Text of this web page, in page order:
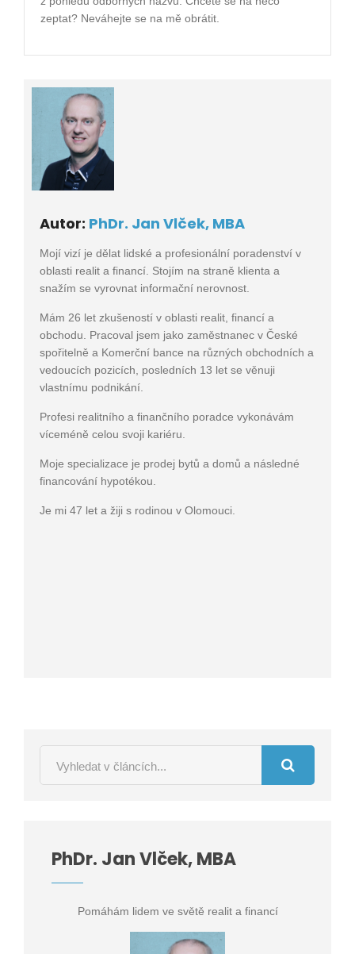
zeptat? Neváhejte se na mě obrátit.
Autor: PhDr. Jan Vlček, MBA
Mojí vizí je dělat lidské a profesionální poradenství v
oblasti realit a financí. Stojím na straně klienta a
snažím se vyrovnat informační nerovnost.
Mám 26 let zkušeností v oblasti realit, financí a
obchodu. Pracoval jsem jako zaměstnanec v České
spořitelně a Komerční bance na různých obchodních a
vedoucích pozicích, posledních 13 let se věnuji
vlastnímu podnikání.
Profesi realitního a finančního poradce vykonávám
víceméně celou svoji kariéru.
Moje specializace je prodej bytů a domů a následné
financování hypotékou.
Je mi 47 let a žiji s rodinou v Olomouci.
PhDr. Jan Vlček, MBA
Pomáhám lidem ve světě realit a financí